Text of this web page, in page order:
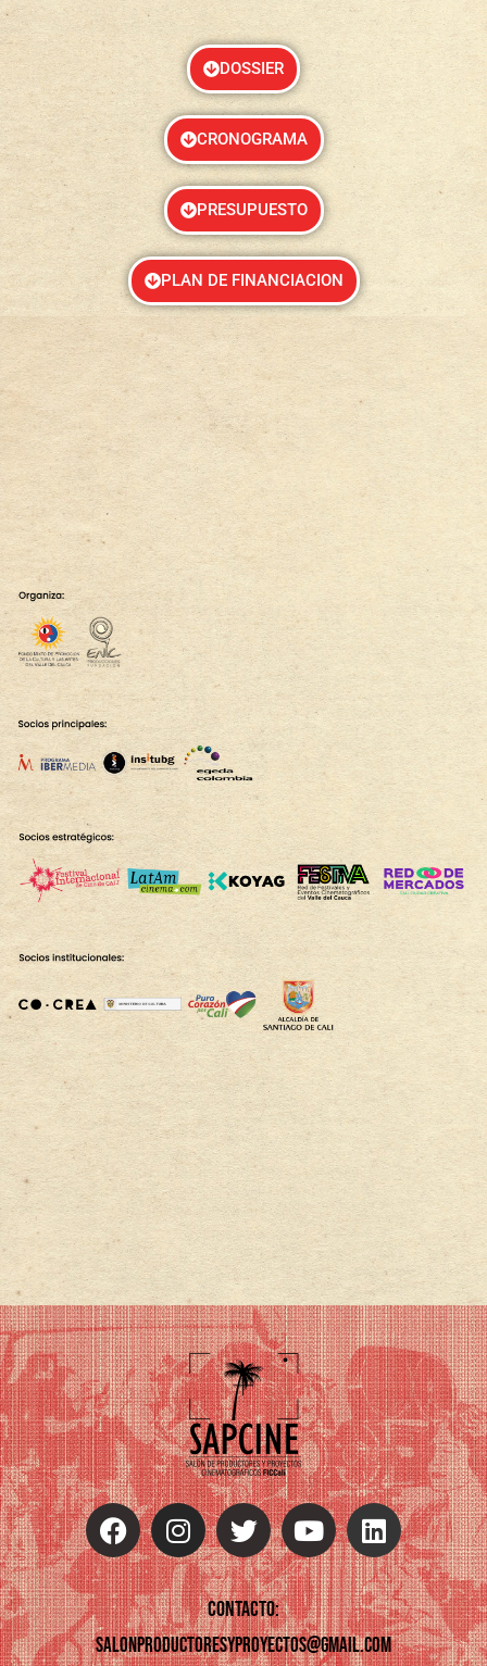
DOSSIER
CRONOGRAMA
PRESUPUESTO
PLAN DE FINANCIACION
contacto:
salonproductoresyproyectos@gmail.com